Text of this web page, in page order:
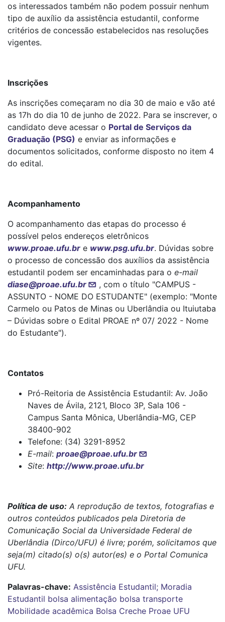
os interessados também não podem possuir nenhum
tipo de auxílio da assistência estudantil, conforme
critérios de concessão estabelecidos nas resoluções
vigentes.
Inscrições
As inscrições começaram no dia 30 de maio e vão até
as 17h do dia 10 de junho de 2022. Para se inscrever, o
candidato deve acessar o Portal de Serviços da
Graduação (PSG) e enviar as informações e
documentos solicitados, conforme disposto no item 4
do edital.
Acompanhamento
O acompanhamento das etapas do processo é
possível pelos endereços eletrônicos
www.proae.ufu.br e www.psg.ufu.br. Dúvidas sobre
o processo de concessão dos auxílios da assistência
estudantil podem ser encaminhadas para o e-mail
diase@proae.ufu.br
, com o título "CAMPUS -
ASSUNTO - NOME DO ESTUDANTE" (exemplo: "Monte
Carmelo ou Patos de Minas ou Uberlândia ou Ituiutaba
– Dúvidas sobre o Edital PROAE nº 07/ 2022 - Nome
do Estudante").
Contatos
Pró-Reitoria de Assistência Estudantil: Av. João
Naves de Ávila, 2121, Bloco 3P, Sala 106 -
Campus Santa Mônica, Uberlândia-MG, CEP
38400-902
Telefone: (34) 3291-8952
E-mail: proae@proae.ufu.br
Site: http://www.proae.ufu.br
Política de uso: A reprodução de textos, fotografias e
outros conteúdos publicados pela Diretoria de
Comunicação Social da Universidade Federal de
Uberlândia (Dirco/UFU) é livre; porém, solicitamos que
seja(m) citado(s) o(s) autor(es) e o Portal Comunica
UFU.
Palavras-chave: Assistência Estudantil; Moradia
Estudantil bolsa alimentação bolsa transporte
Mobilidade acadêmica Bolsa Creche Proae UFU